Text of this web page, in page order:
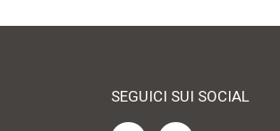
SEGUICI SUI SOCIAL